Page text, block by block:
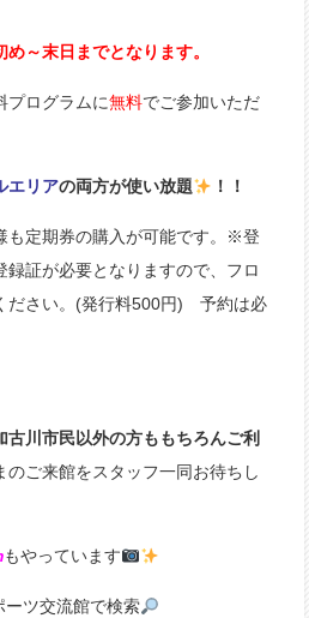
～末日までとなります。
プログラムに無料でご参加いただ
エリアの両方が使い放題 ！！
も定期券の購入が可能です。※登
証が必要となりますので、フロ
ださい。(発行料500円) 予約は必
古川市民以外の方ももちろんご利
のご来館をスタッフ一同お待ちし
もやっています
ーツ交流館で検索